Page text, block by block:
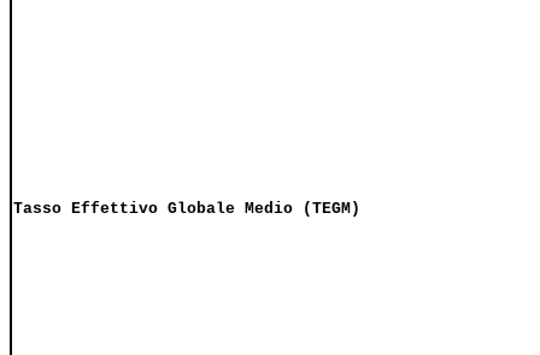
Tasso Effettivo Globale Medio (TEGM)